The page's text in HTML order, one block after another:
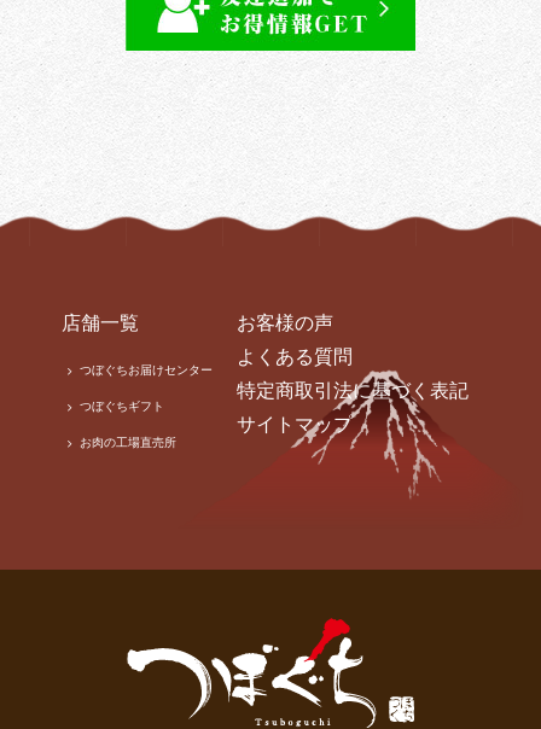
店舗一覧
つぼぐちお届けセンター
つぼぐちギフト
お肉の工場直売所
お客様の声
よくある質問
特定商取引法に基づく表記
サイトマップ